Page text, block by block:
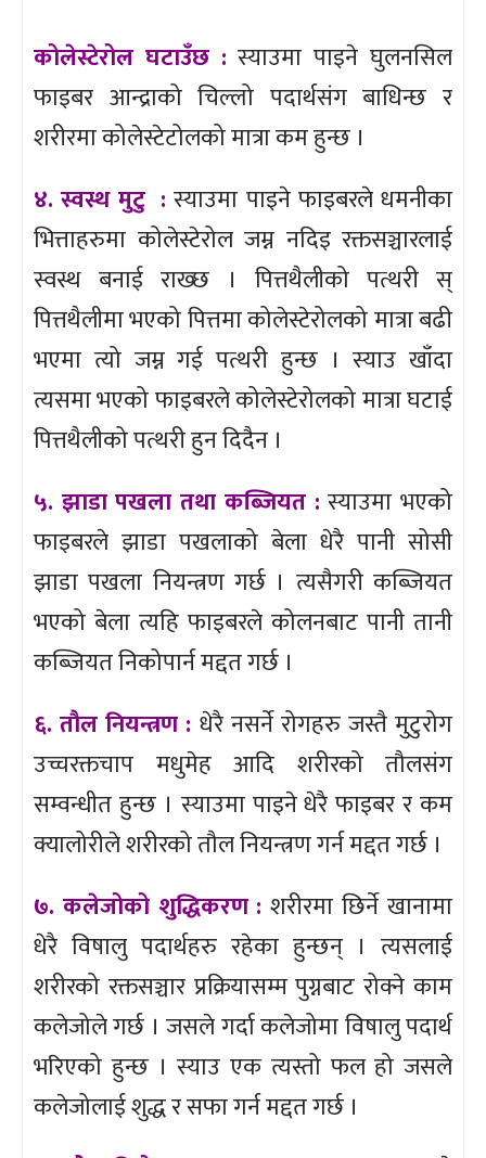
कोलेस्टेरोल घटाउँछ :स्याउमा पाइने घुलनसिल
फाइबर आन्द्राको चिल्लो पदार्थसंग बाधिन्छ र
शरीरमा कोलेस्टेटोलको मात्रा कम हुन्छ ।
४. स्वस्थ मुटु :स्याउमा पाइने फाइबरले धमनीका
भित्ताहरुमा कोलेस्टेरोल जम्न नदिइ रक्तसञ्चारलाई
स्वस्थ बनाई राख्छ । पित्तथैलीको पत्थरी स्
पित्तथैलीमा भएको पित्तमा कोलेस्टेरोलको मात्रा बढी
भएमा त्यो जम्न गई पत्थरी हुन्छ । स्याउ खाँदा
त्यसमा भएको फाइबरले कोलेस्टेरोलको मात्रा घटाई
पित्तथैलीको पत्थरी हुन दिदैन ।
५. झाडा पखला तथा कब्जियत : स्याउमा भएको
फाइबरले झाडा पखलाको बेला धेरै पानी सोसी
झाडा पखला नियन्त्रण गर्छ । त्यसैगरी कब्जियत
भएको बेला त्यहि फाइबरले कोलनबाट पानी तानी
कब्जियत निकोपार्न मद्दत गर्छ ।
६. तौल नियन्त्रण : धेरै नसर्ने रोगहरु जस्तै मुटुरोग
उच्चरक्तचाप मधुमेह आदि शरीरको तौलसंग
सम्वन्धीत हुन्छ । स्याउमा पाइने धेरै फाइबर र कम
क्यालोरीले शरीरको तौल नियन्त्रण गर्न मद्दत गर्छ ।
७. कलेजोको शुद्धिकरण : शरीरमा छिर्ने खानामा
धेरै विषालु पदार्थहरु रहेका हुन्छन् । त्यसलाई
शरीरको रक्तसञ्चार प्रक्रियासम्म पुग्नबाट रोक्ने काम
कलेजोले गर्छ । जसले गर्दा कलेजोमा विषालु पदार्थ
भरिएको हुन्छ । स्याउ एक त्यस्तो फल हो जसले
कलेजोलाई शुद्ध र सफा गर्न मद्दत गर्छ ।